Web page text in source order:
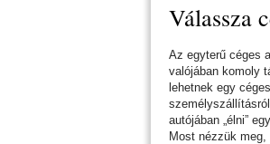
Válassza
Az egyterű céges
valójában komoly
lehetnek egy
autójában „élni”
Most nézzük